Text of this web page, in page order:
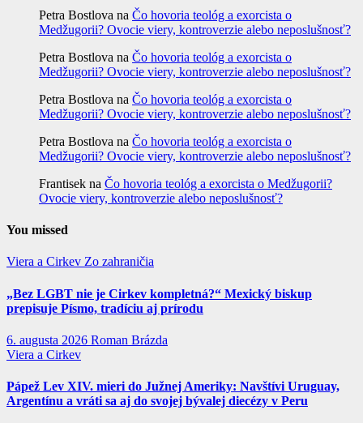
Petra Bostlova na Čo hovoria teológ a exorcista o
Medžugorii? Ovocie viery, kontroverzie alebo neposlušnosť?
Petra Bostlova na Čo hovoria teológ a exorcista o
Medžugorii? Ovocie viery, kontroverzie alebo neposlušnosť?
Petra Bostlova na Čo hovoria teológ a exorcista o
Medžugorii? Ovocie viery, kontroverzie alebo neposlušnosť?
Petra Bostlova na Čo hovoria teológ a exorcista o
Medžugorii? Ovocie viery, kontroverzie alebo neposlušnosť?
Frantisek na Čo hovoria teológ a exorcista o Medžugorii?
Ovocie viery, kontroverzie alebo neposlušnosť?
You missed
Viera a Cirkev Zo zahraničia
„Bez LGBT nie je Cirkev kompletná?“ Mexický biskup
prepisuje Písmo, tradíciu aj prírodu
6. augusta 2026 Roman Brázda
Viera a Cirkev
Pápež Lev XIV. mieri do Južnej Ameriky: Navštívi Uruguay,
Argentínu a vráti sa aj do svojej bývalej diecézy v Peru